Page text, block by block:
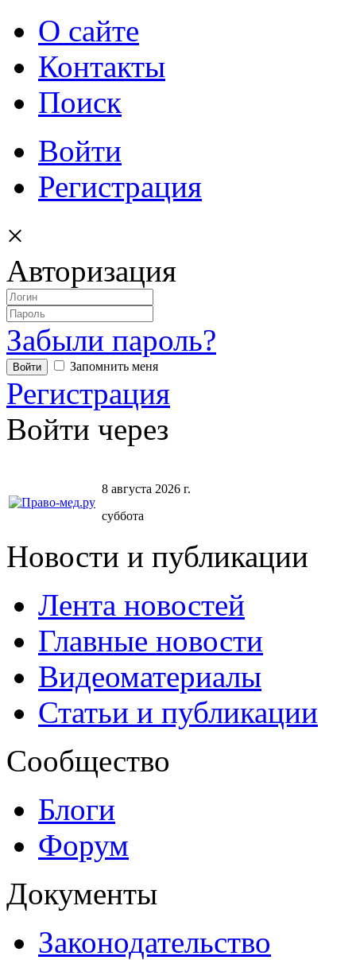
О сайте
Контакты
Поиск
Войти
Регистрация
×
Авторизация
Забыли пароль?
Запомнить меня
Регистрация
Войти через
8 августа 2026 г.
суббота
Новости и публикации
Лента новостей
Главные новости
Видеоматериалы
Статьи и публикации
Сообщество
Блоги
Форум
Документы
Законодательство